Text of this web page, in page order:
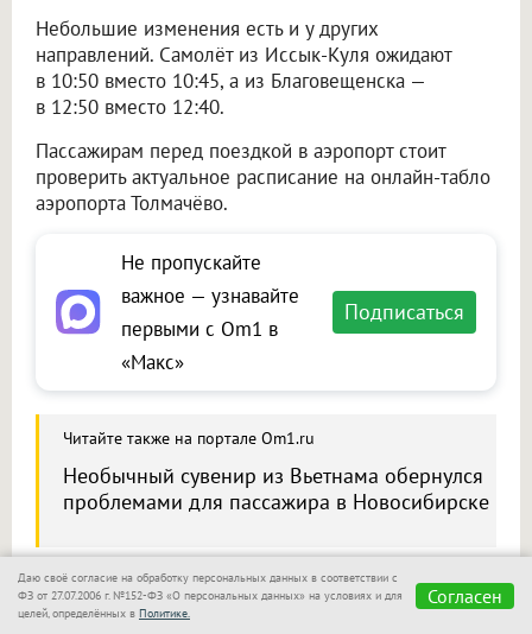
Небольшие изменения есть и у других
направлений. Самолёт из Иссык-Куля ожидают
в 10:50 вместо 10:45, а из Благовещенска —
в 12:50 вместо 12:40.
Пассажирам перед поездкой в аэропорт стоит
проверить актуальное расписание на онлайн-табло
аэропорта Толмачёво.
Не пропускайте
важное — узнавайте
первыми с Om1 в
«Макс»
Подписаться
Читайте также на портале Om1.ru
Необычный сувенир из Вьетнама обернулся
проблемами для пассажира в Новосибирске
Сообщить новость
Даю своё согласие на обработку персональных данных в соответствии с
ФЗ от 27.07.2006 г. №152-ФЗ «О персональных данных» на условиях и для
целей, определённых в Политике.
Согласен